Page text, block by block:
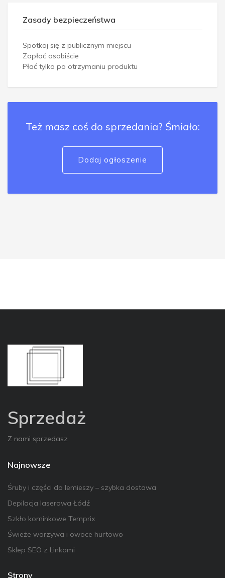
Zasady bezpieczeństwa
Spotkaj się z publicznym miejscu
Zapłać osobiście
Płać tylko po otrzymaniu produktu
Też masz coś do sprzedania? Śmiało:
Dodaj ogłoszenie
Sprzedaż
Z nami sprzedasz
Najnowsze
Śruby i części do lemieszy – szybka dostawa
Depilacja laserowa Łódź
Szkło kominkowe Temprix
Świeże warzywa i owoce hurtowo
Sklep SEO z Linkami
Strony